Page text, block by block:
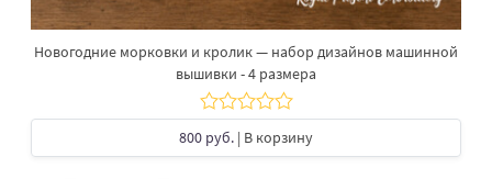
Новогодние морковки и кролик — набор дизайнов машинной
вышивки - 4 размера
800 руб. | В корзину